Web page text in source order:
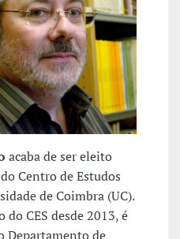
acaba de ser eleito
Centro de Estudos
de Coimbra (UC).
do CES desde 2013, é
Departamento de